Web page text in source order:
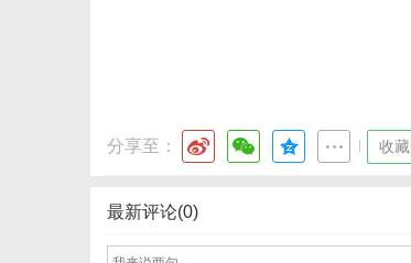
分享至： 收藏
最新评论(0)